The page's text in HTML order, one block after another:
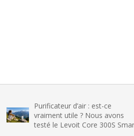
Purificateur d’air : est-ce
vraiment utile ? Nous avons
testé le Levoit Core 300S Smart